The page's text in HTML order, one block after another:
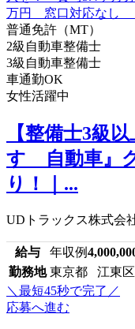
普通免許（MT）
2級自動車整備士
3級自動車整備士
車通勤OK
女性活躍中
【整備士3級
すゞ自動車』
り！｜...
UDトラックス株式会
給与 年収例
勤務地 東京都 江東区
＼最短45秒で完了／
応募へ進む